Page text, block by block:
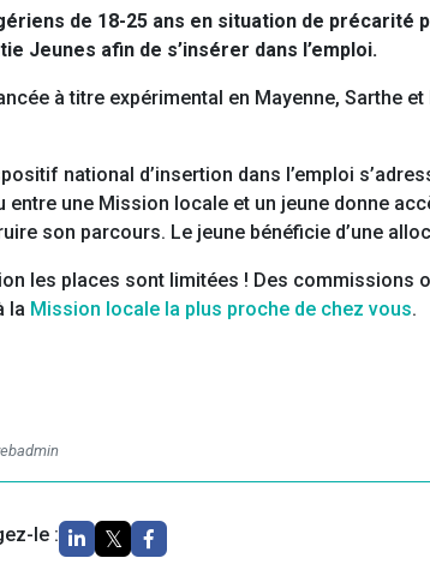
de 18-25 ans en situation de
Jeunes afin de s’insérer dans l’emploi.
à titre expérimental en Mayenne, Sarthe
national d’insertion dans l’emploi
entre une Mission locale et un jeune donne
son parcours. Le jeune bénéficie d’une
les places sont limitées ! Des commissions
la Mission locale la plus proche de chez vous.
le :